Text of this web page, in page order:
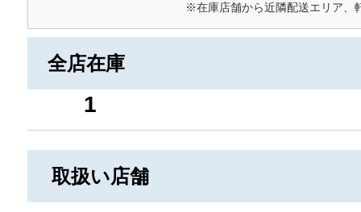
※在庫店舗から近隣配送エリア、
全店在庫
1
取扱い店舗